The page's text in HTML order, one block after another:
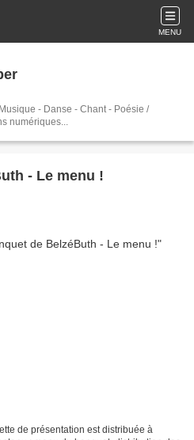
MENU
- Danse - Chant - Poésie /
numériques...
- Le menu !
de présentation est distribuée à